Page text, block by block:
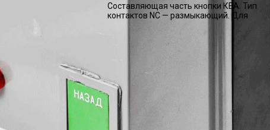
Составляющая часть кнопки КЕА. Тип
контактов NC — размыкающий. Для